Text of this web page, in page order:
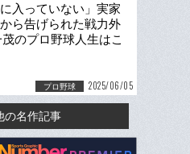
入っていない」実家
ら告げられた戦力外
のプロ野球人生はこ
プロ野球 2025/06/05
の名作記事